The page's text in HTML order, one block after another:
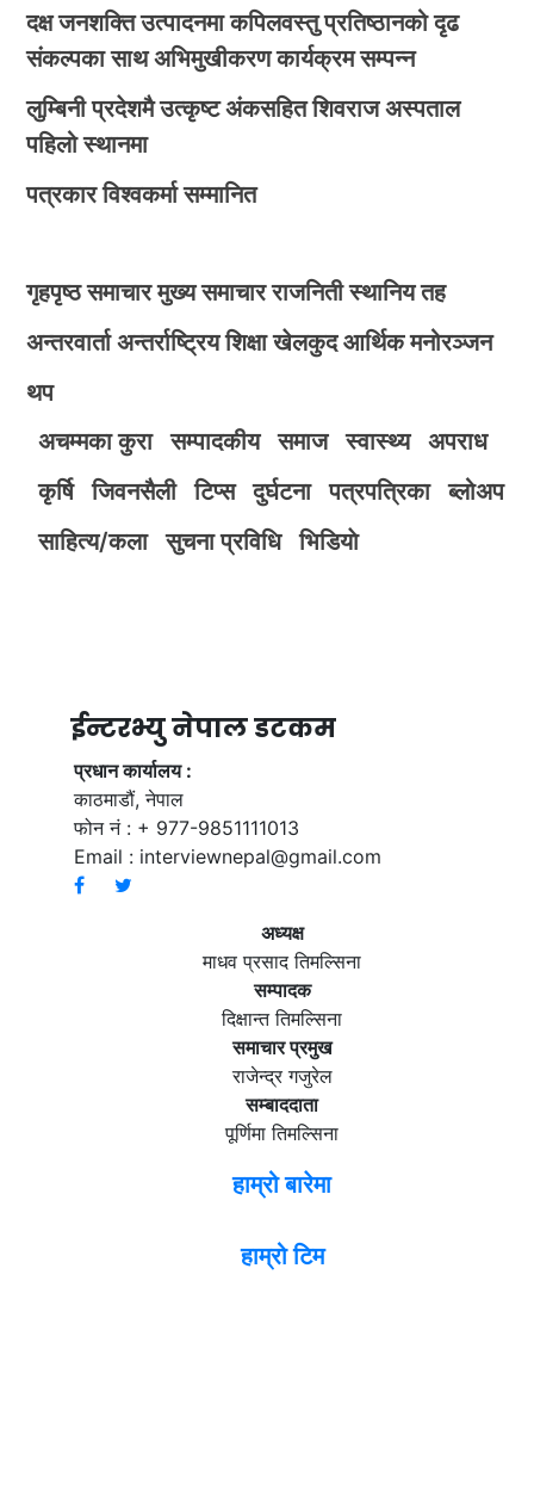
दक्ष जनशक्ति उत्पादनमा कपिलवस्तु प्रतिष्ठानको दृढ
संकल्पका साथ अभिमुखीकरण कार्यक्रम सम्पन्न
लुम्बिनी प्रदेशमै उत्कृष्ट अंकसहित शिवराज अस्पताल
पहिलो स्थानमा
पत्रकार विश्वकर्मा सम्मानित
गृहपृष्ठ समाचार मुख्य समाचार राजनिती स्थानिय तह
अन्तरवार्ता अन्तर्राष्ट्रिय शिक्षा खेलकुद आर्थिक मनोरञ्जन
थप
अचम्मका कुरा
सम्पादकीय समाज स्वास्थ्य
अपराध
कृर्षि
जिवनसैली टिप्स दुर्घटना पत्रपत्रिका
ब्लोअप
साहित्य/कला
सुचना प्रविधि भिडियाे
ईन्टरभ्यु नेपाल डटकम
प्रधान कार्यालय :
काठमाडौं, नेपाल
फोन नं : + 977-9851111013
Email : interviewnepal@gmail.com
अध्यक्ष
माधव प्रसाद तिमल्सिना
सम्पादक
दिक्षान्त तिमल्सिना
समाचार प्रमुख
राजेन्द्र गजुरेल
सम्बाददाता
पूर्णिमा तिमल्सिना
हाम्रो बारेमा
हाम्रो टिम